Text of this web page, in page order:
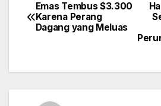
Post
navigation
Emas Tembus $3.300
Karena Perang
Dagang yang Meluas